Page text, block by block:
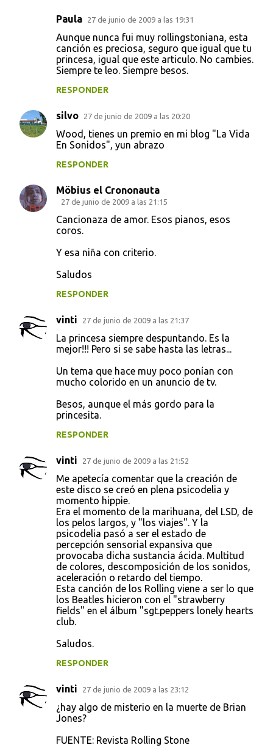
Paula 27 de junio de 2009 a las 19:31
Aunque nunca fui muy rollingstoniana, esta
canción es preciosa, seguro que igual que tu
princesa, igual que este articulo. No cambies.
Siempre te leo. Siempre besos.
RESPONDER
silvo 27 de junio de 2009 a las 20:20
Wood, tienes un premio en mi blog "La Vida
En Sonidos", yun abrazo
RESPONDER
Möbius el Crononauta
27 de junio de 2009 a las 21:15
Cancionaza de amor. Esos pianos, esos
coros.
Y esa niña con criterio.
Saludos
RESPONDER
vinti 27 de junio de 2009 a las 21:37
La princesa siempre despuntando. Es la
mejor!!! Pero si se sabe hasta las letras...
Un tema que hace muy poco ponían con
mucho colorido en un anuncio de tv.
Besos, aunque el más gordo para la
princesita.
RESPONDER
vinti 27 de junio de 2009 a las 21:52
Me apetecía comentar que la creación de
este disco se creó en plena psicodelia y
momento hippie.
Era el momento de la marihuana, del LSD, de
los pelos largos, y "los viajes". Y la
psicodelia pasó a ser el estado de
percepción sensorial expansiva que
provocaba dicha sustancia ácida. Multitud
de colores, descomposición de los sonidos,
aceleración o retardo del tiempo.
Esta canción de los Rolling viene a ser lo que
los Beatles hicieron con el "strawberry
fields" en el álbum "sgt.peppers lonely hearts
club.
Saludos.
RESPONDER
vinti 27 de junio de 2009 a las 23:12
¿hay algo de misterio en la muerte de Brian
Jones?
FUENTE: Revista Rolling Stone